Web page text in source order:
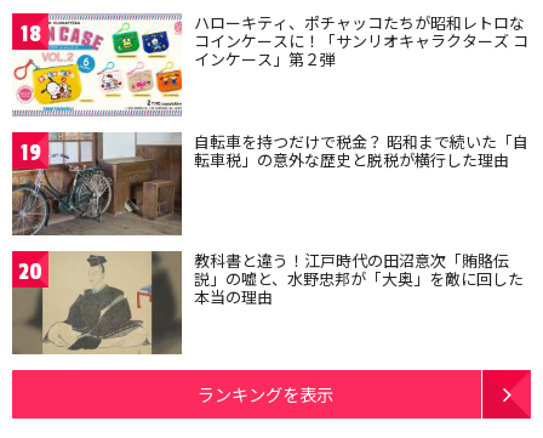
18 ハローキティ、ポチャッコたちが昭和レトロな
コインケースに！「サンリオキャラクターズ コ
インケース」第２弾
19 自転車を持つだけで税金？ 昭和まで続いた「自
転車税」の意外な歴史と脱税が横行した理由
20 教科書と違う！江戸時代の田沼意次「賄賂伝
説」の嘘と、水野忠邦が「大奥」を敵に回した
本当の理由
ランキングを表示